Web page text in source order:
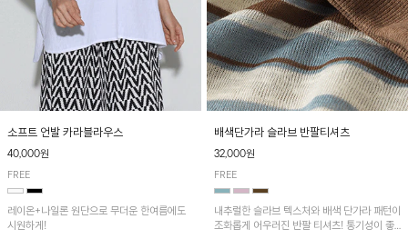
소프트 언발 카라블라우스
40,000원
FREE
레이온+나일론 원단으로 무더운 한여름에도
시원하게!
배색단가라 슬라브 반팔티셔츠
32,000원
FREE
내추럴한 슬라브 텍스처와 배색 단가라 패턴이
조화롭게 어우러진 반팔 티셔츠! 통기성이 좋